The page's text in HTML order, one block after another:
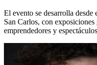
El evento se desarrolla desde
San Carlos, con
emprendedores y